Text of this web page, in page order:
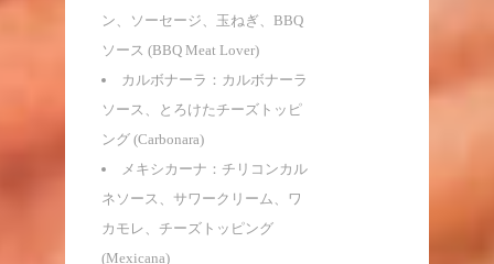
ン、ソーセージ、玉ねぎ、BBQ
ソース (BBQ Meat Lover)
カルボナーラ：カルボナーラ
ソース、とろけたチーズトッピ
ング (Carbonara)
メキシカーナ：チリコンカル
ネソース、サワークリーム、ワ
カモレ、チーズトッピング
(Mexicana)